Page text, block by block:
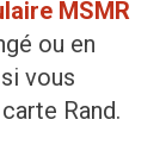
MSMR
ou en
si vous
Rand.